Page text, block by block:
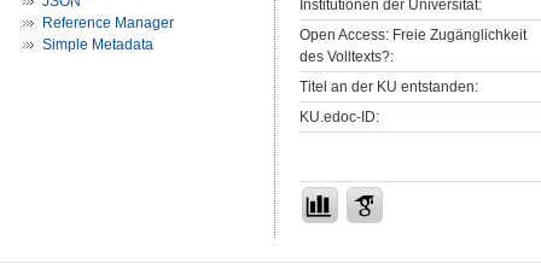
Reference Manager
Simple Metadata
Institutionen der Universität:
Open Access: Freie Zugänglichkeit
des Volltexts?:
Titel an der KU entstanden:
KU.edoc-ID: